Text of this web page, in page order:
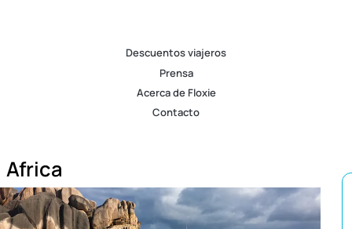
Descuentos viajeros
Prensa
Acerca de Floxie
Contacto
Africa